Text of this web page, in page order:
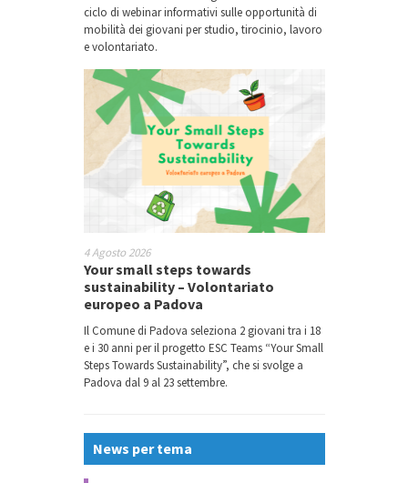
ciclo di webinar informativi sulle opportunità di
mobilità dei giovani per studio, tirocinio, lavoro
e volontariato.
4 Agosto 2026
Your small steps towards
sustainability – Volontariato
europeo a Padova
Il Comune di Padova seleziona 2 giovani tra i 18
e i 30 anni per il progetto ESC Teams “Your Small
Steps Towards Sustainability”, che si svolge a
Padova dal 9 al 23 settembre.
News per tema